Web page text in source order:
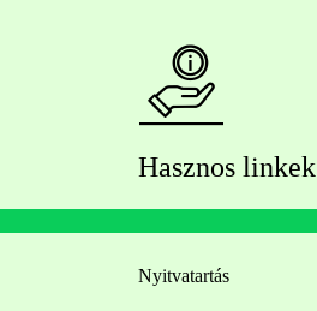
Hasznos linkek
Nyitvatartás